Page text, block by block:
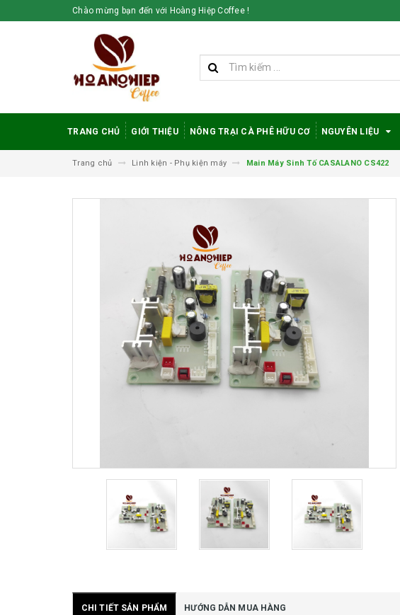
Chào mừng bạn đến với Hoàng Hiệp Coffee !
TRANG CHỦ GIỚI THIỆU NÔNG TRẠI CÀ PHÊ HỮU CƠ NGUYÊN LIỆU
Trang chủ Linh kiện - Phụ kiện máy Main Máy Sinh Tố CASALANO CS422
CHI TIẾT SẢN PHẨM HƯỚNG DẪN MUA HÀNG